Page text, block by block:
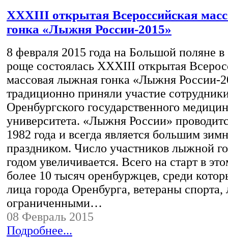
XXXIII открытая Всероссийская
гонка «Лыжня России-2015»
8 февраля 2015 года на Большой поляне в
роще состоялась XXXIII открытая
массовая лыжная гонка «Лыжня России-
традиционно приняли участие
Оренбургского государственного
университета. «Лыжня России»
1982 года и всегда является большим
праздником. Число участников лыжной
годом увеличивается. Всего на старт в
более 10 тысяч оренбуржцев, среди
лица города Оренбурга, ветераны
ограниченными…
08 Февраль 2015
Подробнее...